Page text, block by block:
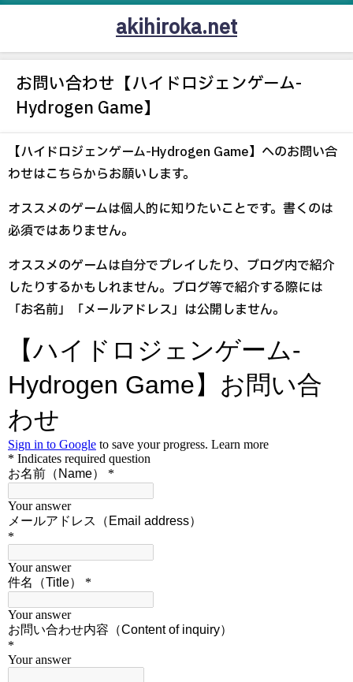
akihiroka.net
お問い合わせ【ハイドロジェンゲーム-
Hydrogen Game】
【ハイドロジェンゲーム-Hydrogen Game】へのお問い合
わせはこちらからお願いします。
オススメのゲームは個人的に知りたいことです。書くのは
必須ではありません。
オススメのゲームは自分でプレイしたり、ブログ内で紹介
したりするかもしれません。ブログ等で紹介する際には
「お名前」「メールアドレス」は公開しません。